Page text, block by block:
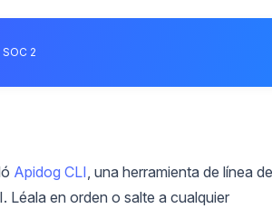
2
Apidog CLI , una herramienta de línea de
Léala en orden o salte a cualquier